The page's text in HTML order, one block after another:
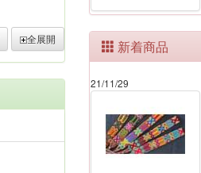
新着商品
21/11/29
全展開